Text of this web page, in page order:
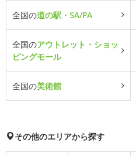
全国の道の駅・SA/PA
全国のアウトレット・ショッ
ピングモール
全国の美術館
その他のエリアから探す